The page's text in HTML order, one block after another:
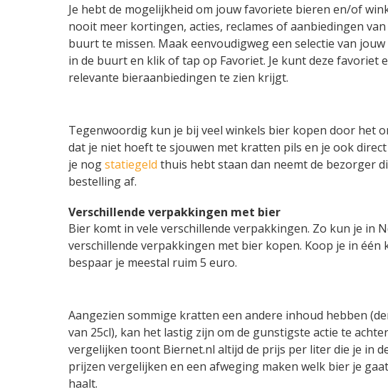
Je hebt de mogelijkheid om jouw favoriete bieren en/of
nooit meer kortingen, acties, reclames of aanbiedingen
buurt te missen. Maak eenvoudigweg een selectie van
in de buurt en klik of tap op Favoriet. Je kunt deze favoriet
relevante bieraanbiedingen te zien krijgt.
Tegenwoordig kun je bij veel winkels bier kopen door het
dat je niet hoeft te sjouwen met kratten pils en je ook
je nogstatiegeld thuis hebt staan dan neemt de bezorger
bestelling af.
Verschillende verpakkingen met bier
Bier komt in vele verschillende verpakkingen. Zo kun je in
verschillende verpakkingen met bier kopen. Koop je in één
bespaar je meestal ruim 5 euro.
Aangezien sommige kratten een andere inhoud hebben
van 25cl), kan het lastig zijn om de gunstigste actie te
vergelijken toont Biernet.nl altijd de prijs per liter die je in
prijzen vergelijken en een afweging maken welk bier je
haalt.